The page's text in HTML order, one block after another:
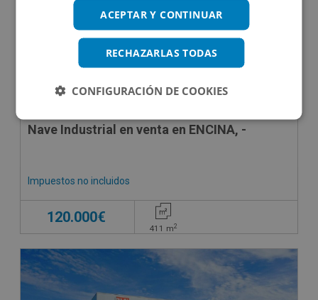
Nave Industrial en venta en ENCINA, -
Impuestos no incluidos
120.000€
411 m2
ACEPTAR Y CONTINUAR
RECHAZARLAS TODAS
CONFIGURACIÓN DE COOKIES